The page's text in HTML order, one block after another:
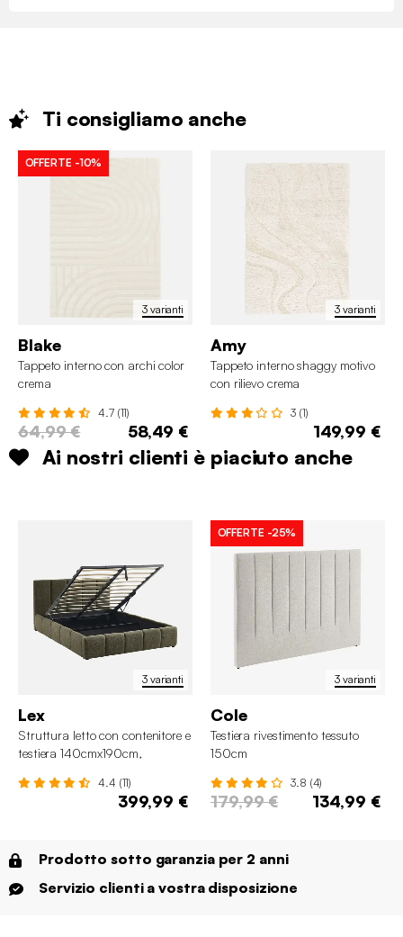
Ti consigliamo anche
3 varianti
OFFERTE -10%
Blake
Tappeto interno con archi color
crema
4.7 (11)
64,99 € 58,49 €
3 varianti
Amy
Tappeto interno shaggy motivo
con rilievo crema
3 (1)
149,99 €
Ai nostri clienti è piaciuto anche
3 varianti
Lex
Struttura letto con contenitore e
testiera 140cmx190cm,
4.4 (11)
399,99 €
3 varianti
OFFERTE -25%
Cole
Testiera rivestimento tessuto
150cm
3.8 (4)
179,99 € 134,99 €
Prodotto sotto garanzia per 2 anni
Servizio clienti a vostra disposizione